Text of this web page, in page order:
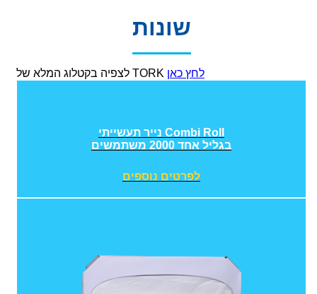
שונות
לצפיה בקטלוג המלא של TORK לחץ כאן
נייר תעשייתי Combi Roll
בגליל אחד 2000 משתמשים
לפרטים נוספים